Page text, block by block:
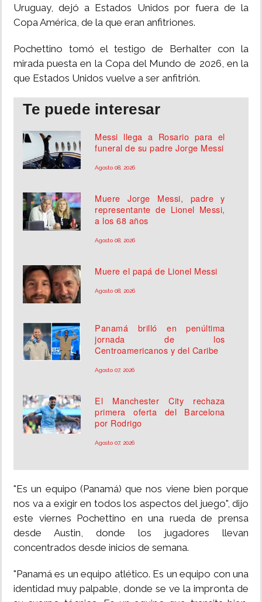
Uruguay, dejó a Estados Unidos por fuera de la
Copa América, de la que eran anfitriones.
Pochettino tomó el testigo de Berhalter con la
mirada puesta en la Copa del Mundo de 2026, en la
que Estados Unidos vuelve a ser anfitrión.
Te puede interesar
Messi llega a Rosario para el
funeral de su padre Jorge Messi
Agosto 08, 2026
Muere Jorge Messi, padre y
representante de Lionel Messi,
a los 68 años
Agosto 08, 2026
Muere el papá de Lionel Messi
Agosto 08, 2026
Panamá brilló en penúltima
jornada de los
Centroamericanos y del Caribe
Agosto 07, 2026
El Manchester City rechaza
primera oferta del Barcelona
por Rodrigo
Agosto 07, 2026
"Es un equipo (Panamá) que nos viene bien porque
nos va a exigir en todos los aspectos del juego", dijo
este viernes Pochettino en una rueda de prensa
desde Austin, donde los jugadores llevan
concentrados desde inicios de semana.
"Panamá es un equipo atlético. Es un equipo con una
identidad muy palpable, donde se ve la impronta de